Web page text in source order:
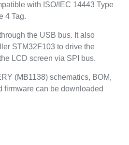
with ISO/IEC 14443 Type
4 Tag.
the USB bus. It also
STM32F103 to drive the
LCD screen via SPI bus.
(MB1138) schematics, BOM,
firmware can be downloaded